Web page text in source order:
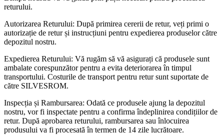
returului.
Autorizarea Returului: După primirea cererii de retur, veți primi o
autorizație de retur și instrucțiuni pentru expedierea produselor către
depozitul nostru.
Expedierea Returului: Vă rugăm să vă asigurați că produsele sunt
ambalate corespunzător pentru a evita deteriorarea în timpul
transportului. Costurile de transport pentru retur sunt suportate de
către SILVESROM.
Inspecția și Rambursarea: Odată ce produsele ajung la depozitul
nostru, vor fi inspectate pentru a confirma îndeplinirea condițiilor de
retur. După aprobarea returului, rambursarea sau înlocuirea
produsului va fi procesată în termen de 14 zile lucrătoare.